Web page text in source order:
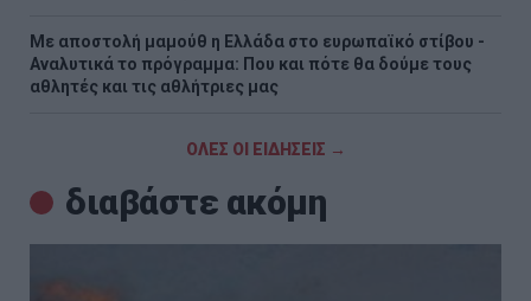
Με αποστολή μαμούθ η Ελλάδα στο ευρωπαϊκό στίβου -
Αναλυτικά το πρόγραμμα: Που και πότε θα δούμε τους
αθλητές και τις αθλήτριες μας
ΟΛΕΣ ΟΙ ΕΙΔΗΣΕΙΣ →
διαβάστε ακόμη